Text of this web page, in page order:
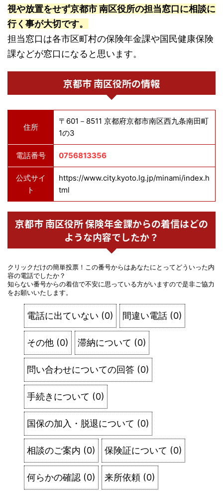
視や放置をせず京都市 南区役所の担当窓口に相談に
行く事が大切です。
担当窓口は各市区町村の保険年金課や国民健康保険
課などが窓口になると思います。
京都市 南区役所の情報
住所
〒601－8511 京都府京都市南区西九条南田町
1の3
電話番号 0756813356
公式サイ
ト
https://www.city.kyoto.lg.jp/minami/index.h
tml
京都市 南区役所 保険年金課からの着信はどの
ような内容でしたか？
クリックだけの簡単投票！この番号からはあなたにとってどういった内
容の電話でしたか？
知らない番号からの着信で不安に思っている方がいますので是非ご協力
をお願いいたします。
電話に出ていない (0) 間違い電話 (0)
その他 (0) 滞納について (0)
問い合わせについての回答 (0)
手続きについて (0)
国保の加入・脱退について (0)
相談のご案内 (0) 保険証について (0)
何らかの確認 (0) 来所依頼 (0)